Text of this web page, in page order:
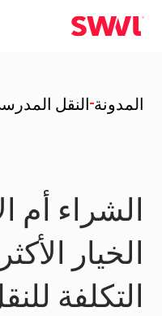
المدونة النقل
الشراء أم
الخيار
التكلفة